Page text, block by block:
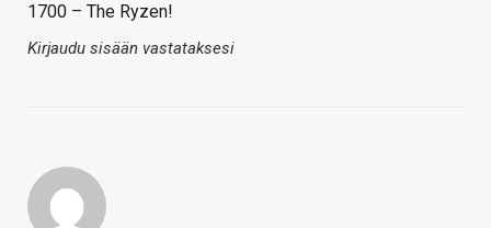
1700 – The Ryzen!
Kirjaudu sisään vastataksesi